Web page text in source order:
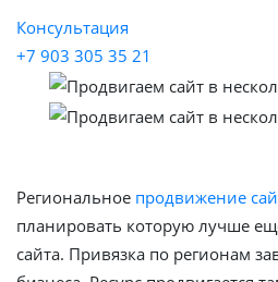
Консультация
+7 903 305 35 21
Региональное продвижение
планировать которую лучше
сайта. Привязка по регионам